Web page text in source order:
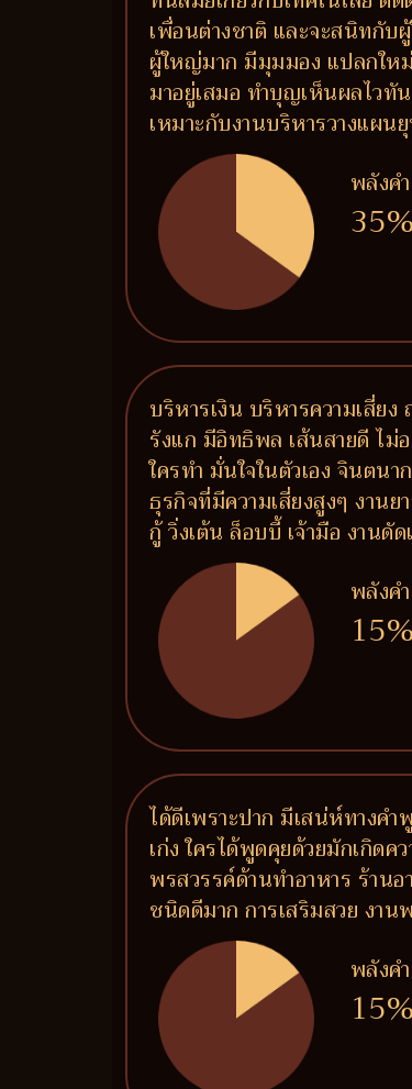
เพื่อนต่างชาติ และจะสนิทกับ
ผู้ใหญ่มาก มีมุมมอง แปลกให
มาอยู่เสมอ ทำบุญเห็นผลไวทั
เหมาะกับงานบริหารวางแผน
พลังค
35%
บริหารเงิน บริหารความเสี่ย
รังแก มีอิทธิพล เส้นสายดี ไม่
ใครทำ มั่นใจในตัวเอง จินต
ธุรกิจที่มีความเสี่ยงสูงๆ งาน
กู้ วิ่งเต้น ล็อบบี้ เจ้ามือ งาน
พลังค
15%
ได้ดีเพราะปาก มีเสน่ห์ทางค
เก่ง ใครได้พูดคุยด้วยมักเกิด
พรสวรรค์ด้านทำอาหาร ร้าน
ชนิดดีมาก การเสริมสวย งา
พลังค
15%